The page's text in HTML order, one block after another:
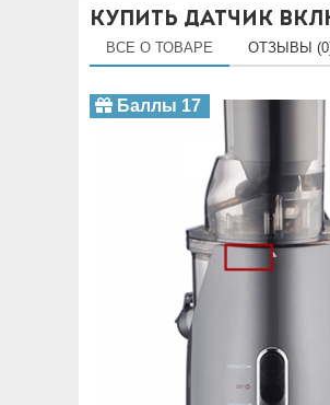
Купить Датчик
ВСЕ О ТОВАРЕ ОТЗЫВЫ
Баллы 17